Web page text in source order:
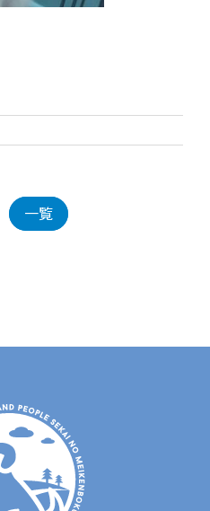
一覧